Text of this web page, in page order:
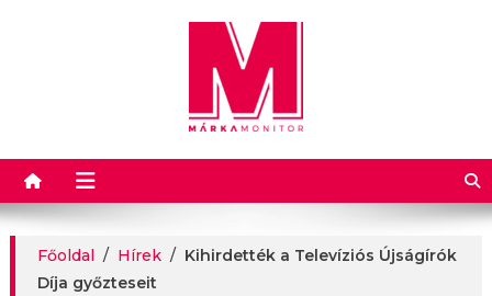
Márkamonitor
Főoldal / Hírek / Kihirdették a Televíziós Újságírók
Díja győzteseit